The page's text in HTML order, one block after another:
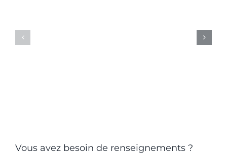
Premier
Vous avez besoin de renseignements ?